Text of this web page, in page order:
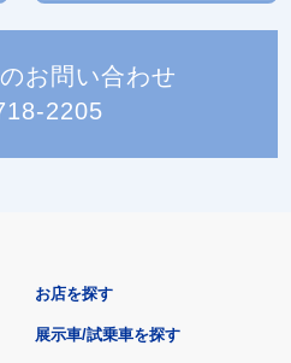
お問い合わせ
2205
お店を探す
展示車/試乗車を探す